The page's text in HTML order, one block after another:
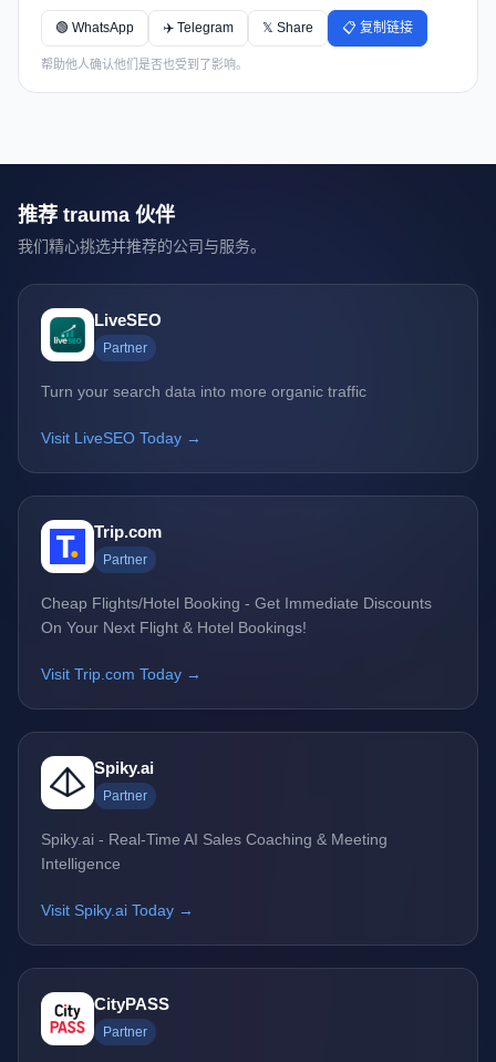
🟢 WhatsApp ✈️ Telegram 𝕏 Share 📋 复制链接
帮助他人确认他们是否也受到了影响。
推荐 trauma 伙伴
我们精心挑选并推荐的公司与服务。
LiveSEO
Partner
Turn your search data into more organic traffic
Visit LiveSEO Today →
Trip.com
Partner
Cheap Flights/Hotel Booking - Get Immediate Discounts
On Your Next Flight & Hotel Bookings!
Visit Trip.com Today →
Spiky.ai
Partner
Spiky.ai - Real-Time AI Sales Coaching & Meeting
Intelligence
Visit Spiky.ai Today →
CityPASS
Partner